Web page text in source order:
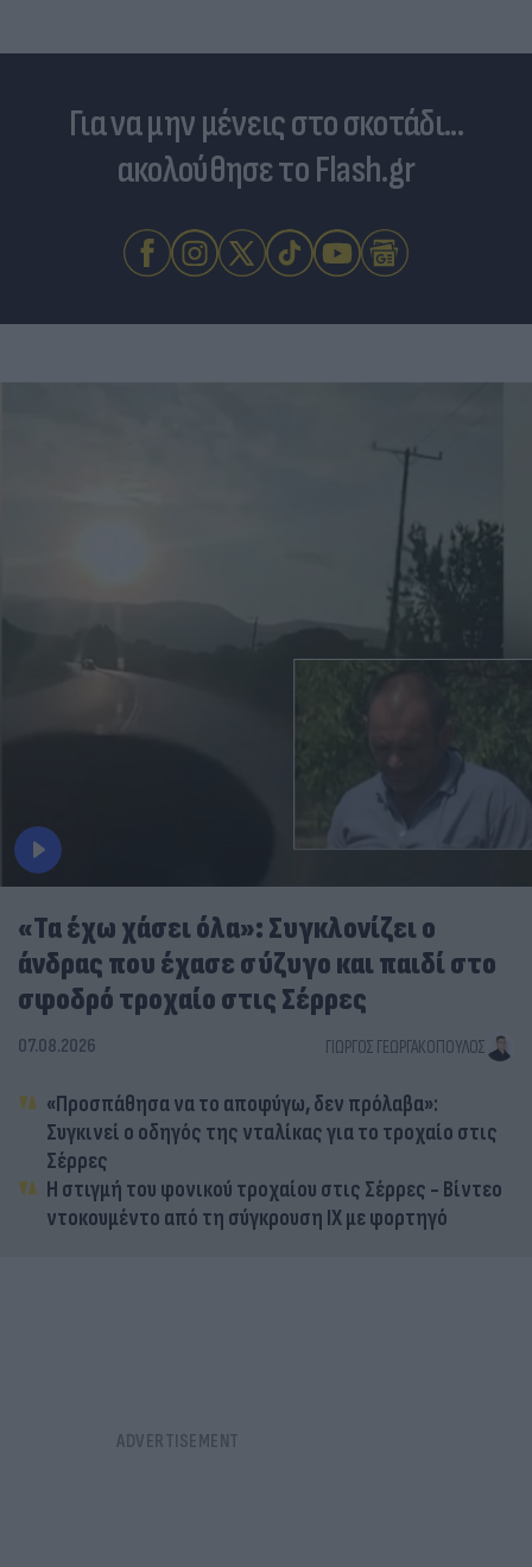
Για να μην μένεις στο σκοτάδι...
ακολούθησε το Flash.gr
«Τα έχω χάσει όλα»: Συγκλονίζει ο
άνδρας που έχασε σύζυγο και παιδί στο
σφοδρό τροχαίο στις Σέρρες
07.08.2026 ΓΙΏΡΓΟΣ ΓΕΩΡΓΑΚΌΠΟΥΛΟΣ
«Προσπάθησα να το αποφύγω, δεν πρόλαβα»:
Συγκινεί ο οδηγός της νταλίκας για το τροχαίο στις
Σέρρες
Η στιγμή του φονικού τροχαίου στις Σέρρες - Βίντεο
ντοκουμέντο από τη σύγκρουση ΙΧ με φορτηγό